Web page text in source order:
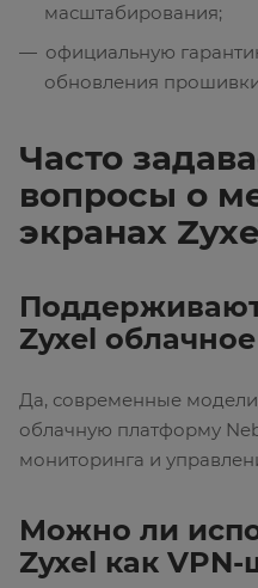
масштабирования;
официальную
обновления
Часто
вопросы о
экранах
Zyxel
Да, современные
облачную платформу
мониторинга и
Можно ли
Zyxel как